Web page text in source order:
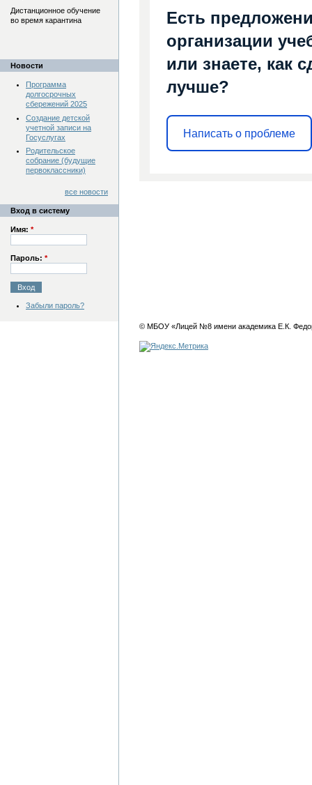
Есть
организации
или знаете, как
лучше?
Написать о проблеме
Дистанционное обучение
во время карантина
Новости
Программа
долгосрочных
сбережений 2025
Создание детской
учетной записи на
Госуслугах
Родительское
собрание (будущие
первоклассники)
все новости
Вход в систему
Имя: *
Пароль: *
Забыли пароль?
© МБОУ «Лицей №8 имени академика Е.К.